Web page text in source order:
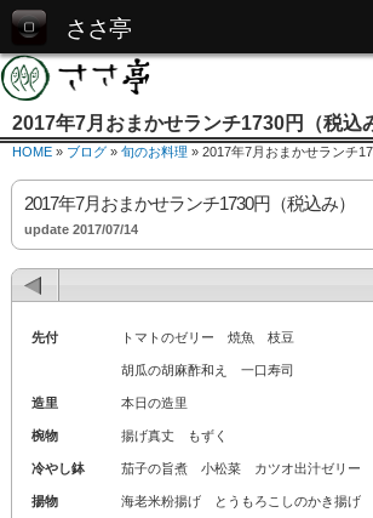
ささ亭
2017年7月おまかせランチ1730円（税込
HOME » ブログ » 旬のお料理 » 2017年7月おまかせランチ
2017年7月おまかせランチ1730円（税込み）
update 2017/07/14
先付 トマトのゼリー 焼魚 枝豆
胡瓜の胡麻酢和え 一口寿司
造里 本日の造里
椀物 揚げ真丈 もずく
冷やし鉢 茄子の旨煮 小松菜 カツオ出汁ゼリー
揚物 海老米粉揚げ とうもろこしのかき揚げ